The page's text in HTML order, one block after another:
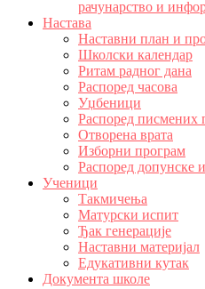
рачунарство и
Настава
Наставни план и
Школски календар
Ритам радног дана
Распоред часова
Уџбеници
Распоред писмених
Отворена врата
Изборни програм
Распоред допунске
Ученици
Такмичења
Матурски испит
Ђак генерације
Наставни материјал
Едукативни кутак
Документа школе